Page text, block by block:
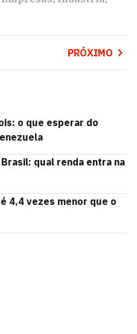
PRÓXIMO
o que esperar do
qual renda entra na
4,4 vezes menor que o